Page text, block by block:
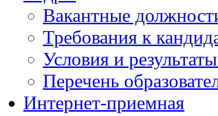
Вакантные
Требования к
Условия и
Перечень
Интернет-приемная